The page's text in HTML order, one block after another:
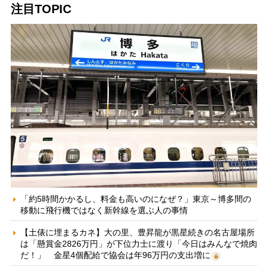
注目TOPIC
「約5時間かかるし、料金も高いのになぜ？」東京～博多間の
移動に飛行機ではなく新幹線を選ぶ人の事情
【土俵に埋まるカネ】大の里、豊昇龍が黒星続きの名古屋場所
は「懸賞金2826万円」が下位力士に渡り「今日はみんなで焼肉
だ！」 金星4個配給で協会は年96万円の支出増に